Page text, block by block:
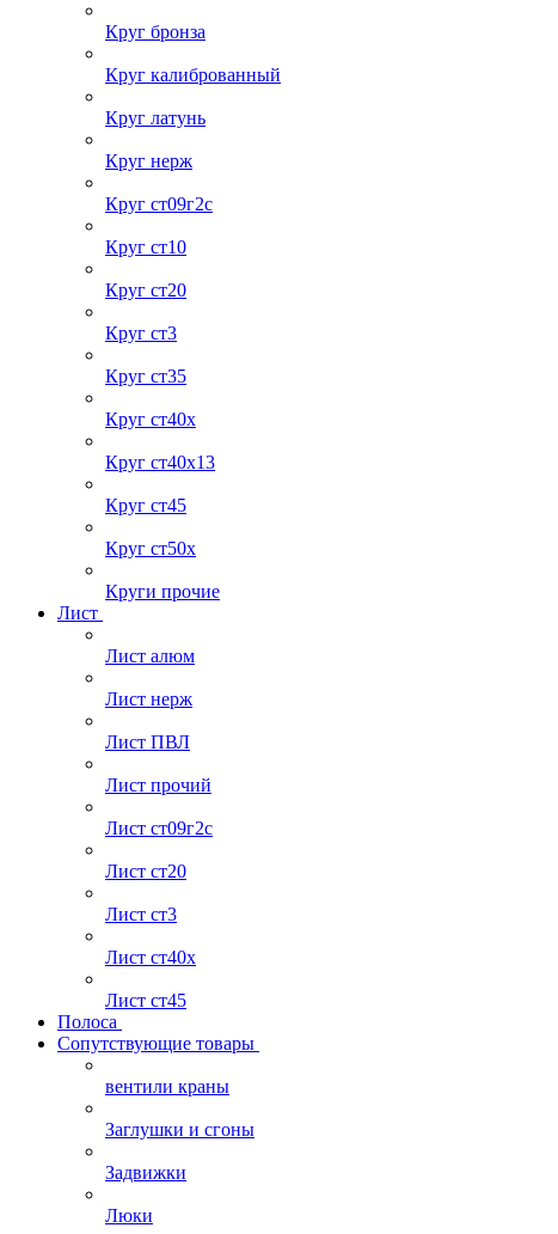
Круг бронза
Круг калиброванный
Круг латунь
Круг нерж
Круг ст09г2с
Круг ст10
Круг ст20
Круг ст3
Круг ст35
Круг ст40х
Круг ст40х13
Круг ст45
Круг ст50х
Круги прочие
Лист
Лист алюм
Лист нерж
Лист ПВЛ
Лист прочий
Лист ст09г2с
Лист ст20
Лист ст3
Лист ст40х
Лист ст45
Полоса
Сопутствующие товары
вентили краны
Заглушки и сгоны
Задвижки
Люки